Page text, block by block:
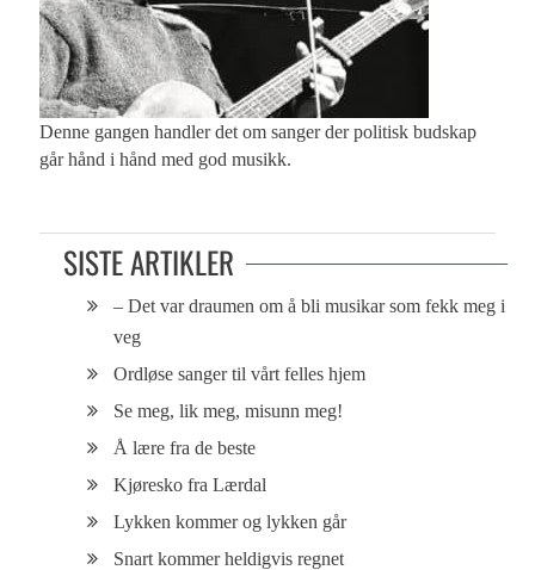
Denne gangen handler det om sanger der politisk budskap
går hånd i hånd med god musikk.
SISTE ARTIKLER
– Det var draumen om å bli musikar som fekk meg i
veg
Ordløse sanger til vårt felles hjem
Se meg, lik meg, misunn meg!
Å lære fra de beste
Kjøresko fra Lærdal
Lykken kommer og lykken går
Snart kommer heldigvis regnet